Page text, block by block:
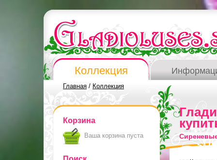
Коллекция
Главная / Коллекция
Корзина
Ваша корзина пуста